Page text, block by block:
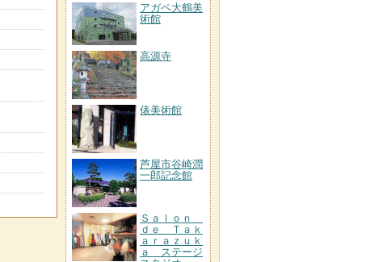
アガペ大鶴美
術館
高源寺
俵美術館
芦屋市谷崎潤
一郎記念館
Ｓａｌｏｎ
ｄｅ Ｔａｋ
ａｒａｚｕｋ
ａ ステージ